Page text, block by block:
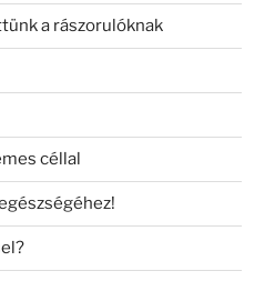
a rászorulóknak
céllal